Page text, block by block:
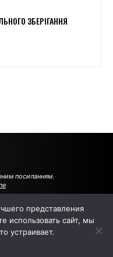
ЗБЕРІГАННЯ
посиланням.
РЕКЛАМА НА САЙТІ
представления
использовать сайт, мы
устраивает.